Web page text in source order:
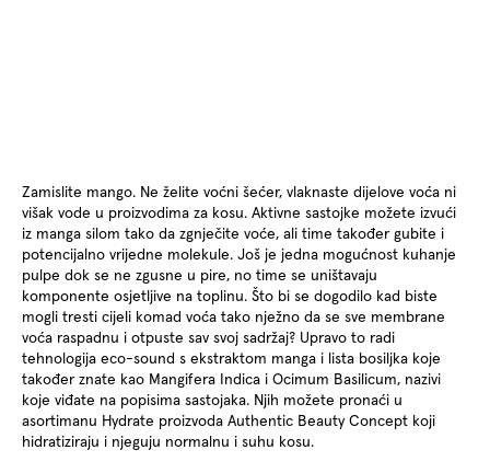
Zamislite mango. Ne želite voćni šećer, vlaknaste dijelove voća ni
višak vode u proizvodima za kosu. Aktivne sastojke možete izvući
iz manga silom tako da zgnječite voće, ali time također gubite i
potencijalno vrijedne molekule. Još je jedna mogućnost kuhanje
pulpe dok se ne zgusne u pire, no time se uništavaju
komponente osjetljive na toplinu. Što bi se dogodilo kad biste
mogli tresti cijeli komad voća tako nježno da se sve membrane
voća raspadnu i otpuste sav svoj sadržaj? Upravo to radi
tehnologija eco-sound s ekstraktom manga i lista bosiljka koje
također znate kao Mangifera Indica i Ocimum Basilicum, nazivi
koje viđate na popisima sastojaka. Njih možete pronaći u
asortimanu Hydrate proizvoda Authentic Beauty Concept koji
hidratiziraju i njeguju normalnu i suhu kosu.